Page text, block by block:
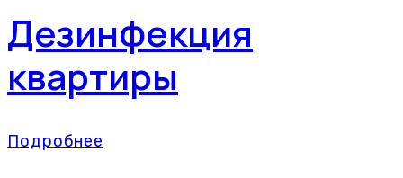
Дезинфекция
квартиры
Подробнее